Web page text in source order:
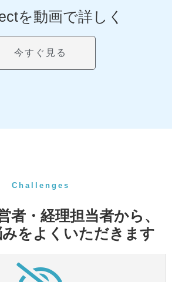
を動画で詳しく
今すぐ見る
Challenges
者・経理担当者から、
をよくいただきます